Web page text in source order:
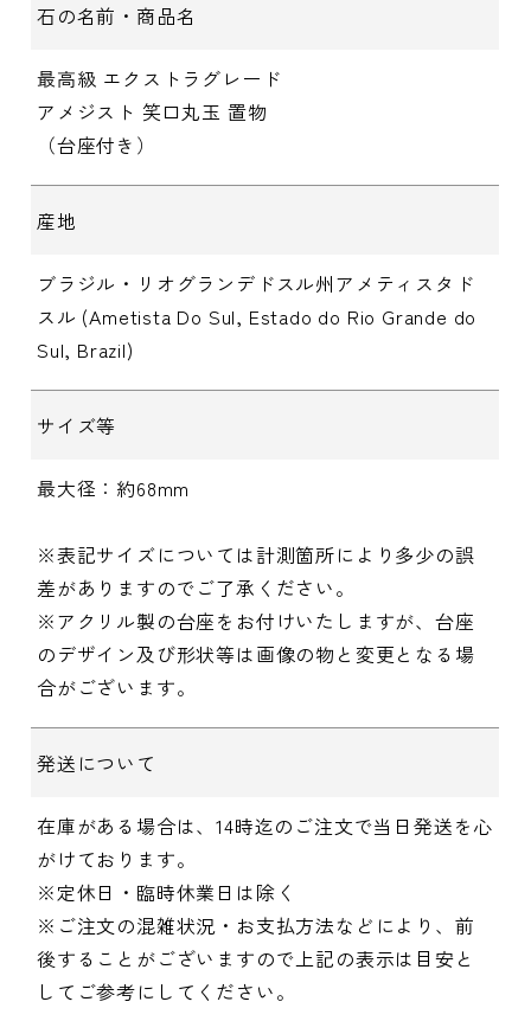
石の名前・商品名
最高級 エクストラグレード
アメジスト 笑口丸玉 置物
（台座付き）
産地
ブラジル・リオグランデドスル州アメティスタド
スル (Ametista Do Sul, Estado do Rio Grande do
Sul, Brazil)
サイズ等
最大径：約68mm
※表記サイズについては計測箇所により多少の誤
差がありますのでご了承ください。
※アクリル製の台座をお付けいたしますが、台座
のデザイン及び形状等は画像の物と変更となる場
合がございます。
発送について
在庫がある場合は、14時迄のご注文で当日発送を心
がけております。
※定休日・臨時休業日は除く
※ご注文の混雑状況・お支払方法などにより、前
後することがございますので上記の表示は目安と
してご参考にしてください。